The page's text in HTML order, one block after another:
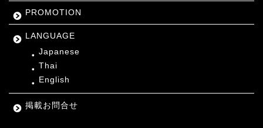
PROMOTION
LANGUAGE
Japanese
Thai
English
掲載お問合せ